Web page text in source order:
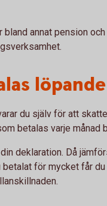
bland annat pension
du själv för att
betalas varje månad
deklaration. Då
för mycket får